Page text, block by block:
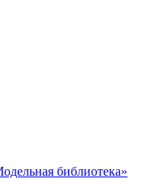
библиотека»